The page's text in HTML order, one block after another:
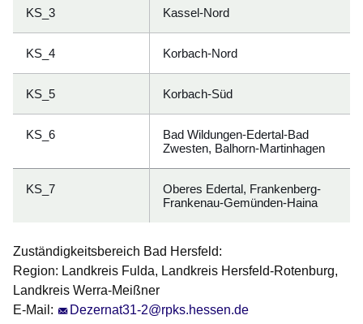
KS_3 Kassel-Nord
KS_4 Korbach-Nord
KS_5 Korbach-Süd
KS_6
Bad Wildungen-Edertal-Bad
Zwesten, Balhorn-Martinhagen
KS_7
Oberes Edertal, Frankenberg-
Frankenau-Gemünden-Haina
Zuständigkeitsbereich Bad Hersfeld:
Region: Landkreis Fulda, Landkreis Hersfeld-Rotenburg,
Landkreis Werra-Meißner
E-Mail:
Dezernat31-2@rpks.hessen.de